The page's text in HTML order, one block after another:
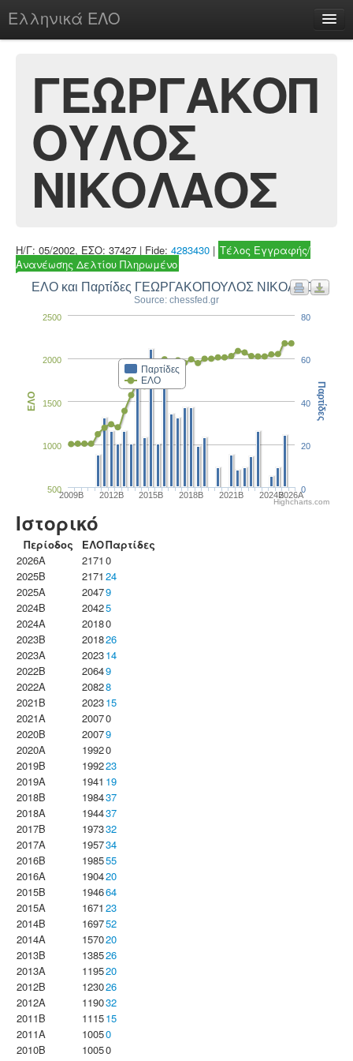
Ελληνικά ΕΛΟ
chesstu.be @ discord
Login
ΓΕΩΡΓΑΚΟΠ
ΟΥΛΟΣ
ΝΙΚΟΛΑΟΣ
Η/Γ: 05/2002, ΕΣΟ: 37427 | Fide: 4283430 | Τέλος Εγγραφής/
Ανανέωσης Δελτίου Πληρωμένο
ΕΛΟ και Παρτίδες ΓΕΩΡΓΑΚΟΠΟΥΛΟΣ ΝΙΚΟΛΑΟΣ
Source: chessfed.gr
Παρτίδες
ΕΛΟ
2009B 2012B 2015B 2018B 2021B 2024B2026A
1000
1500
2000
500
2500
ΕΛΟ
0
20
40
60
80
Παρτίδες
Highcharts.com
Ιστορικό
Περίοδος ΕΛΟΠαρτίδες
2026A
2171 0
2025B
2171 24
2025A
20479
2024B
20425
2024A
20180
2023B
201826
2023Α
202314
2022B
20649
2022A
20828
2021B
202315
2021A
20070
2020B
20079
2020A
19920
2019B
199223
2019A
1941 19
2018B
198437
2018A
194437
2017B
197332
2017A
195734
2016B
198555
2016A
190420
2015B
194664
2015A
1671 23
2014B
169752
2014A
157020
2013B
138526
2013A
119520
2012B
123026
2012A
119032
2011B
111515
2011A
10050
2010B
10050